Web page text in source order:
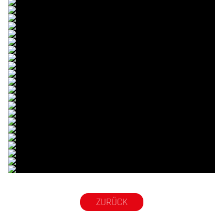
© R.Lekl
© R.Lekl
© R.Lekl
© R.Lekl
© R.Lekl
© R.Lekl
© R.Lekl
© R.Lekl
© R.Lekl
© R.Lekl
© R.Lekl
© R.Lekl
© R.Lekl
© R.Lekl
© R.Lekl
© R.Lekl
© R.Lekl
© R.Lekl
© R.Lekl
© R.Lekl
© R.Lekl
© R.Lekl
ZURÜCK